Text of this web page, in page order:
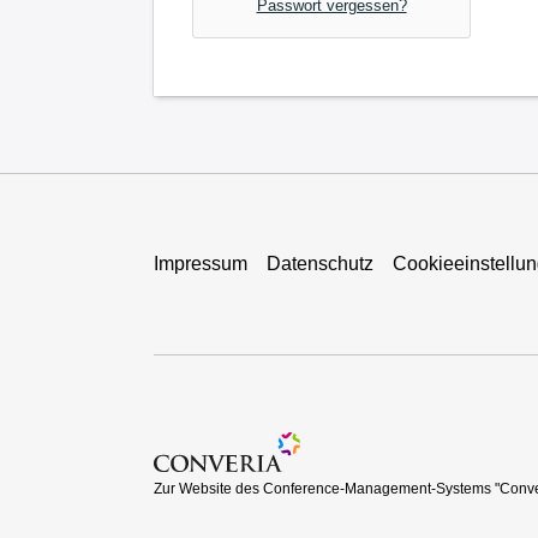
Passwort vergessen?
Impressum Datenschutz
Zur Website des Conference-Management-
Zur Website des Conference-Management-Systems